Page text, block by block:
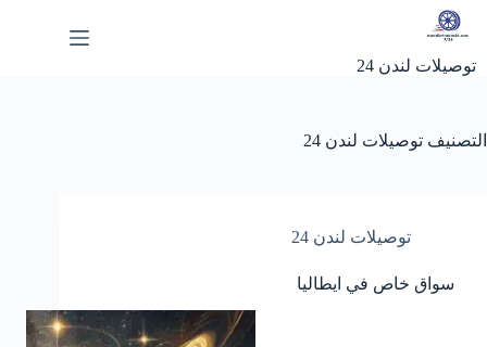
التجاوز
توصيلات لندن 24
التصنيف توصيلات لندن 24
توصيلات لندن 24
سواق خاص في ايطاليا